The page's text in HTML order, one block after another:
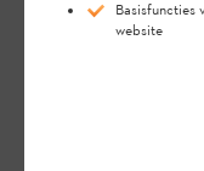
Basisfuncties
website